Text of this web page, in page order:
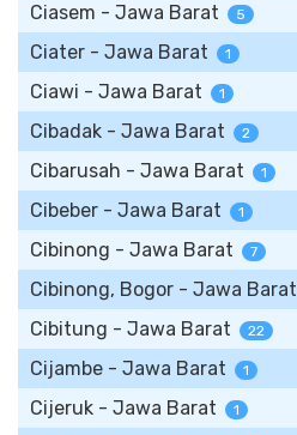
Ciasem - Jawa Barat 5
Ciater - Jawa Barat 1
Ciawi - Jawa Barat 1
Cibadak - Jawa Barat 2
Cibarusah - Jawa Barat 1
Cibeber - Jawa Barat 1
Cibinong - Jawa Barat 7
Cibinong, Bogor - Jawa Barat
Cibitung - Jawa Barat 22
Cijambe - Jawa Barat 1
Cijeruk - Jawa Barat 1